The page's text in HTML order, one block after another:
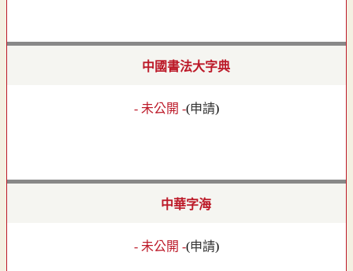
中國書法大字典
- 未公開 -(申請)
中華字海
- 未公開 -(申請)